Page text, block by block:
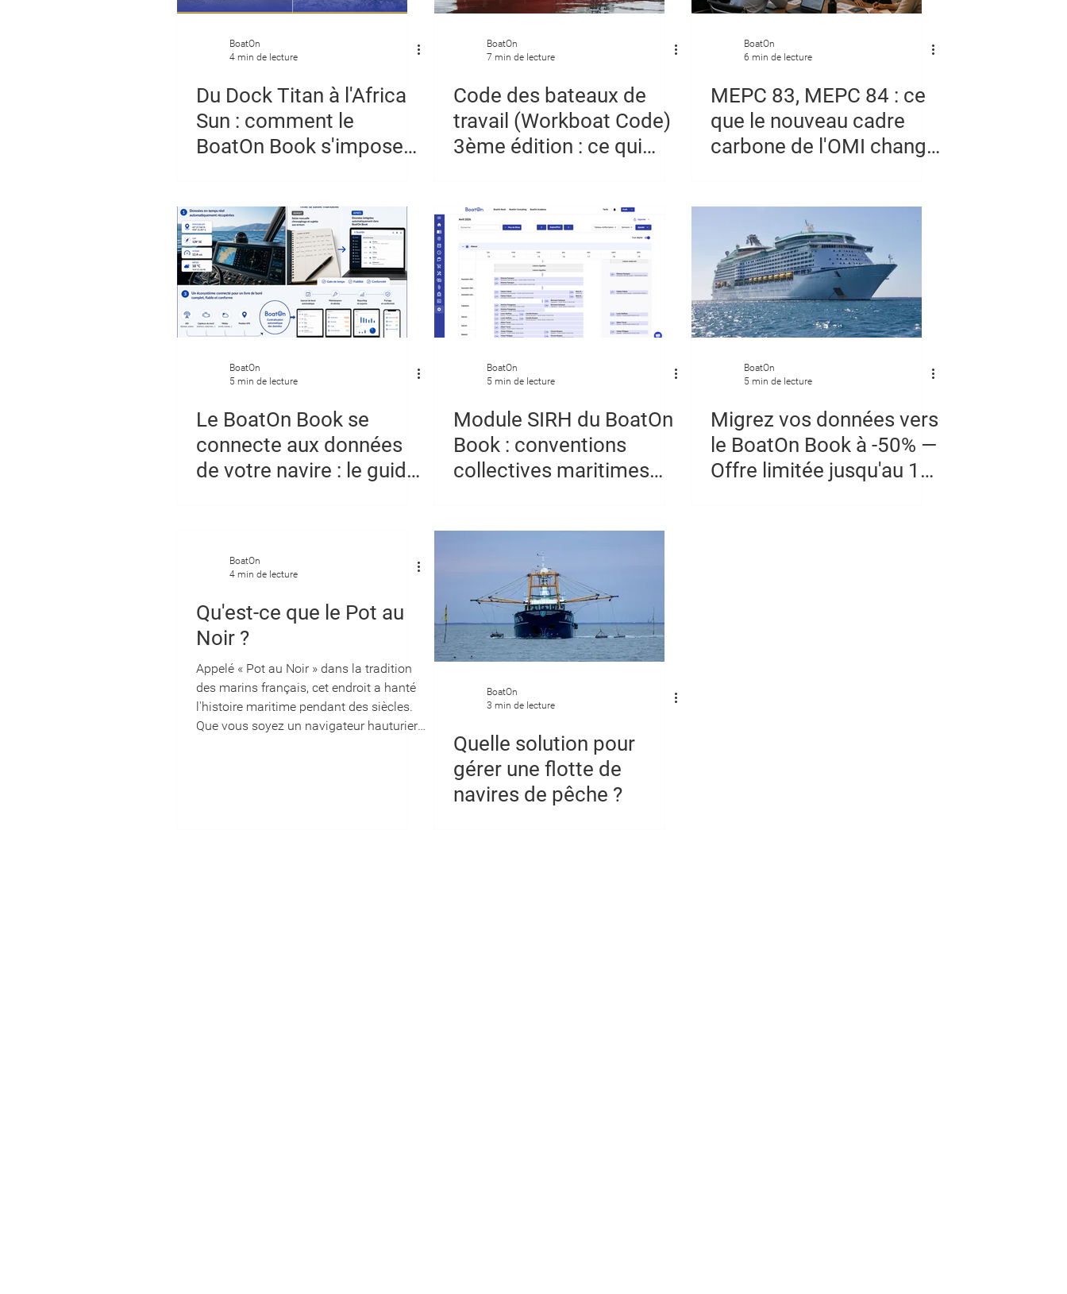
BoatOn
4 min de lecture
Du Dock Titan à l'Africa
Sun : comment le
BoatOn Book s'impose
BoatOn
7 min de lecture
Code des bateaux de
travail (Workboat Code)
3ème édition : ce qui
BoatOn
6 min de lecture
MEPC 83, MEPC 84 : ce
que le nouveau cadre
carbone de l'OMI change
BoatOn
5 min de lecture
Le BoatOn Book se
connecte aux données
de votre navire : le guide
BoatOn
5 min de lecture
Module SIRH du BoatOn
Book : conventions
collectives maritimes
automatisées
BoatOn
5 min de lecture
Migrez vos données vers
le BoatOn Book à -50% —
Offre limitée jusqu'au 15
BoatOn
4 min de lecture
Qu'est-ce que le Pot au
Noir ?
Appelé « Pot au Noir » dans la tradition
des marins français, cet endroit a hanté
l'histoire maritime pendant des siècles.
Que vous soyez un navigateur hauturier
BoatOn
3 min de lecture
Quelle solution pour
gérer une flotte de
navires de pêche ?